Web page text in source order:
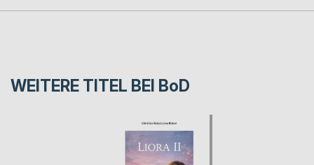
WEITERE TITEL BEI BoD